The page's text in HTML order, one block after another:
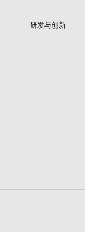
研发与创新